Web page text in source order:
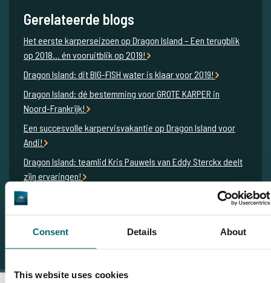
Consent Details About
This website uses cookies
Gerelateerde blogs
Het eerste karperseizoen op Dragon Island – Een terugblik
op 2018... én vooruitblik op 2019!
Dragon Island: dit BIG-FISH water is klaar voor 2019!
Dragon Island: dé bestemming voor GROTE KARPER in
Noord-Frankrijk!
Een succesvolle karpervisvakantie op Dragon Island voor
Andi!
Dragon Island: teamlid Kris Pauwels van Eddy Sterckx deelt
zijn ervaringen!